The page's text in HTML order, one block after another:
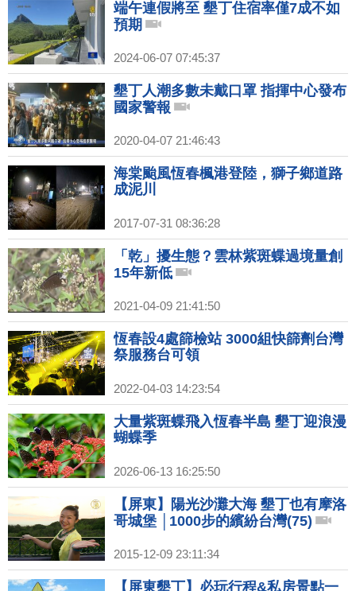
端午連假將至 墾丁住宿率僅7成不如
預期
2024-06-07 07:45:37
墾丁人潮多數未戴口罩 指揮中心發布
國家警報
2020-04-07 21:46:43
海棠颱風恆春楓港登陸，獅子鄉道路
成泥川
2017-07-31 08:36:28
「乾」擾生態？雲林紫斑蝶過境量創
15年新低
2021-04-09 21:41:50
恆春設4處篩檢站 3000組快篩劑台灣
祭服務台可領
2022-04-03 14:23:54
大量紫斑蝶飛入恆春半島 墾丁迎浪漫
蝴蝶季
2026-06-13 16:25:50
【屏東】陽光沙灘大海 墾丁也有摩洛
哥城堡 │1000步的繽紛台灣(75)
2015-12-09 23:11:34
【屏東墾丁】必玩行程&私房景點一